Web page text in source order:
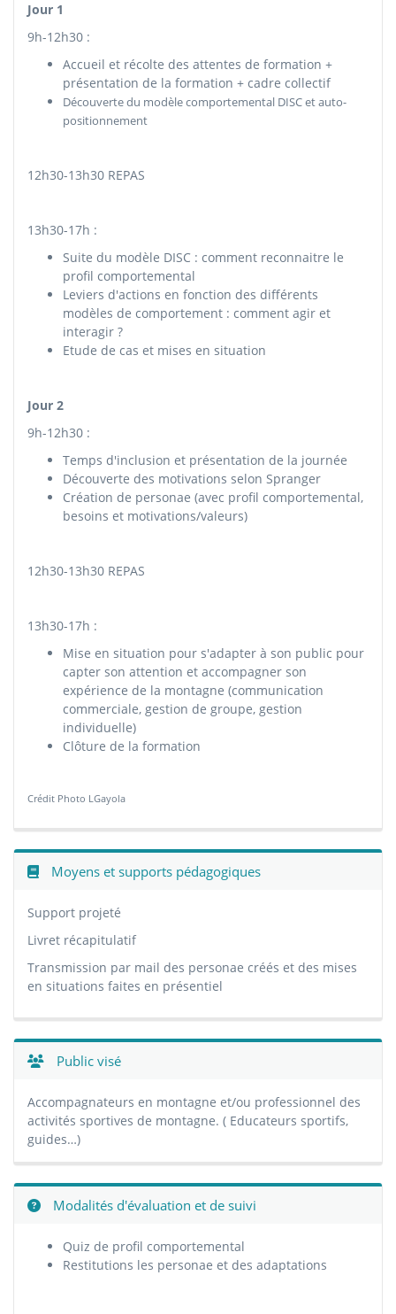
Jour 1
9h-12h30 :
Accueil et récolte des attentes de formation +
présentation de la formation + cadre collectif
Découverte du modèle comportemental DISC et auto-
positionnement
12h30-13h30 REPAS
13h30-17h :
Suite du modèle DISC : comment reconnaitre le
profil comportemental
Leviers d'actions en fonction des différents
modèles de comportement : comment agir et
interagir ?
Etude de cas et mises en situation
Jour 2
9h-12h30 :
Temps d'inclusion et présentation de la journée
Découverte des motivations selon Spranger
Création de personae (avec profil comportemental,
besoins et motivations/valeurs)
12h30-13h30 REPAS
13h30-17h :
Mise en situation pour s'adapter à son public pour
capter son attention et accompagner son
expérience de la montagne (communication
commerciale, gestion de groupe, gestion
individuelle)
Clôture de la formation
Crédit Photo LGayola
Moyens et supports pédagogiques
Support projeté
Livret récapitulatif
Transmission par mail des personae créés et des mises
en situations faites en présentiel
Public visé
Accompagnateurs en montagne et/ou professionnel des
activités sportives de montagne. ( Educateurs sportifs,
guides…)
Modalités d'évaluation et de suivi
Quiz de profil comportemental
Restitutions les personae et des adaptations